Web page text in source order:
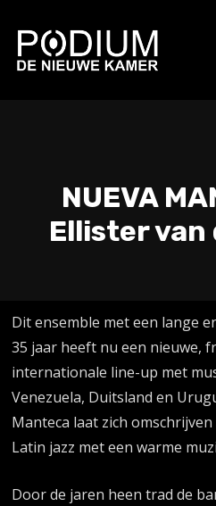
NUEVA
Ellister van
Dit ensemble met een lange
35 jaar heeft nu een nieuwe,
internationale line-up met
Venezuela, Duitsland en
Manteca laat zich
Latin jazz met een warme
Door de jaren heen trad de